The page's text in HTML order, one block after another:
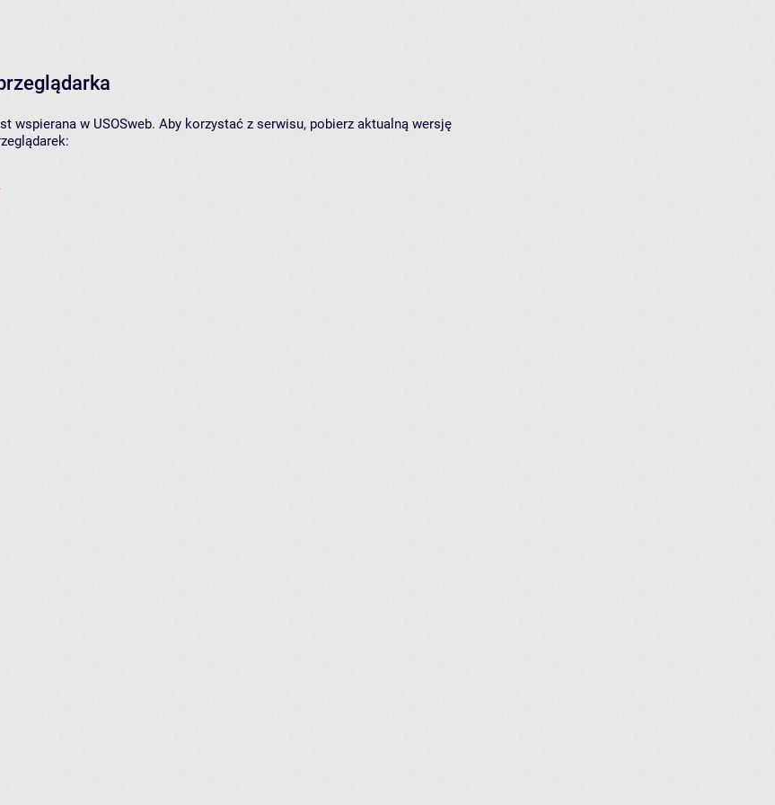
wspierana w USOSweb. Aby korzystać z serwisu, pobierz aktualną wersję